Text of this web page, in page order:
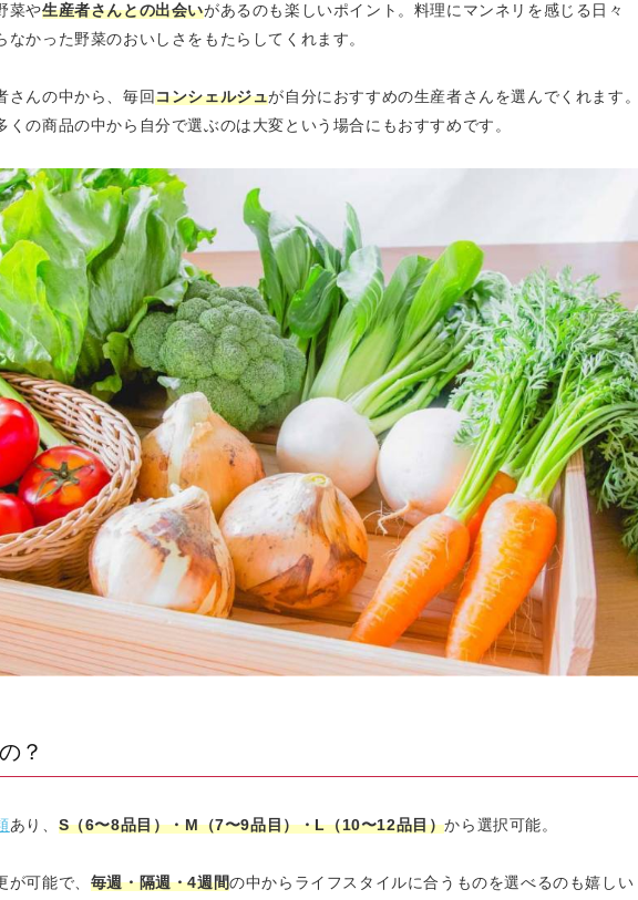
菜や生産者さんとの出会いがあるのも楽しいポイント。料理にマンネリを感じる日々
かった野菜のおいしさをもたらしてくれます。
んの中から、 毎回コンシェルジュが自分におすすめの生産者さんを選んでくれます 。
の商品の中から自分で選ぶのは大変という場合にもおすすめです。
？
あり、 S（6〜8品目）・M（7〜9品目）・L（10〜12品目）から選択可能。
可能で、 毎週・隔週・4週間の中からライフスタイルに合うものを選べるのも嬉しい